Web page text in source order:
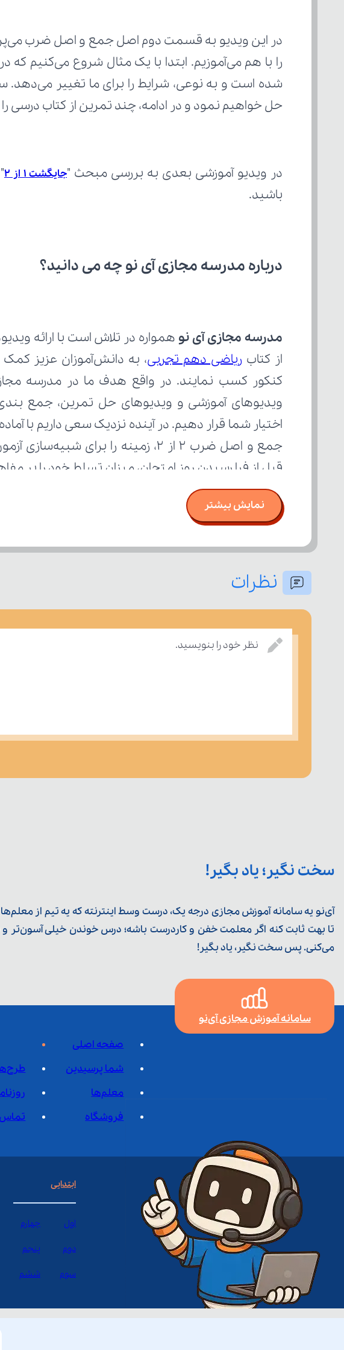
را با هم می‌آموزیم. ابتدا با یک مثال شروع می‌کنیم
شده است و به نوعی، شرایط را برای ما تغییر
حل خواهیم نمود و در ادامه، چند تمرین از کتاب درسی
در ویدیو آموزشی بعدی به بررسی مبحث "جایگشت 1 از 2
باشید.
درباره مدرسه مجازی آی نو چه می‌ دانید؟
مدرسه مجازی آی نو
از کتاب ریاضی دهم تجربی
قبل از فرا رسیدن روز امتحان، میزان تسلط خود را بر
نمایش بیشتر
نظرات
نظر خود را بنویسید.
سخت نگیر؛ یاد بگیر!
آی‌نو یه سامانه آموزش مجازی درجه یک، درست وسط اینترنته که یه تیم از
تا بهت ثابت کنه اگر معلمت خفن و کاردرست باشه؛ درس خوندن خیلی آسون‌تر و
می‌کنی. پس سخت نگیر، یاد بگیر!
سامانه آموزش مجازی آی‌نو
صفحه اصلی
شما پرسیدین
معلم‌ها
فروشگاه
تماس
ابتدایی
اول چهارم
دوم پنجم
سوم ششم